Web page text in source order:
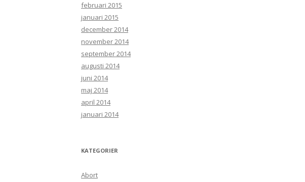
februari 2015
januari 2015
december 2014
november 2014
september 2014
augusti 2014
juni 2014
maj 2014
april 2014
januari 2014
KATEGORIER
Abort